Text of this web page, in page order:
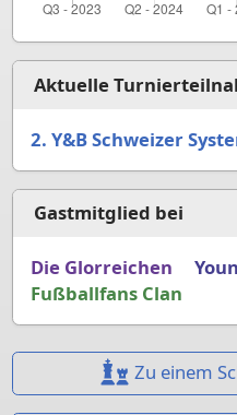
Aktuelle
2. Y&B Schweizer
Gastmitglied bei
Die Glorreichen
Fußballfans Clan
Zu einem